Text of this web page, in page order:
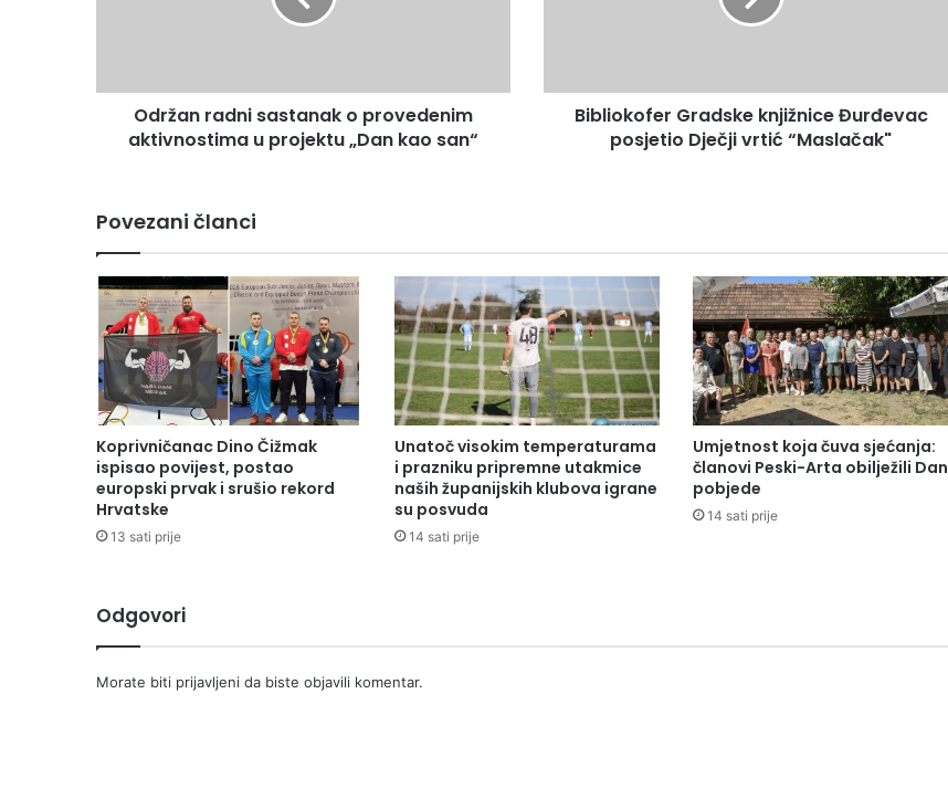
Održan radni sastanak o provedenim
aktivnostima u projektu „Dan kao san“
Bibliokofer Gradske knjižnice Đurđevac
posjetio Dječji vrtić “Maslačak"
Povezani članci
Koprivničanac Dino Čižmak
ispisao povijest, postao
europski prvak i srušio rekord
Hrvatske
13 sati prije
Unatoč visokim temperaturama
i prazniku pripremne utakmice
naših županijskih klubova igrane
su posvuda
14 sati prije
Umjetnost koja čuva sjećanja:
članovi Peski-Arta obilježili Dan
pobjede
14 sati prije
Odgovori
Morate biti prijavljeni da biste objavili komentar.